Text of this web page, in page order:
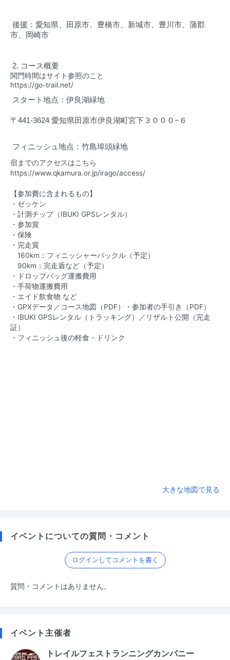
後援：愛知県、田原市、豊橋市、新城市、豊川市、蒲郡
市、岡崎市
2. コース概要
関門時間はサイト参照のこと
https://go-trail.net/
スタート地点： 伊良湖緑地
〒441-3624 愛知県田原市伊良湖町宮下３０００−６
フィニッシュ地点：竹島埠頭緑地
宿までのアクセスはこちら
https://www.qkamura.or.jp/irago/access/
【参加費に含まれるもの】
・ゼッケン
・計測チップ（IBUKI GPSレンタル）
・参加賞
・保険
・完走賞
160km：フィニッシャーバックル（予定）
90km：完走盾など（予定）
・ドロップバッグ運搬費用
・手荷物運搬費用
・エイド飲食物 など
・GPXデータ／コース地図（PDF）・参加者の手引き（PDF）
・IBUKI GPSレンタル（トラッキング）／リザルト公開（完走
証）
・フィニッシュ後の軽食・ドリンク
大きな地図で見る
イベントについての質問・コメント
ログインしてコメントを書く
質問・コメントはありません。
イベント主催者
トレイルフェストランニングカンパニー